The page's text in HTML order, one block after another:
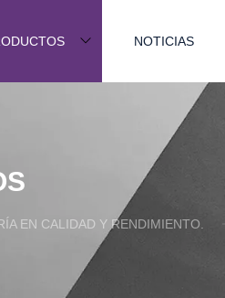
NOTICIAS
EN CALIDAD Y RENDIMIENTO.